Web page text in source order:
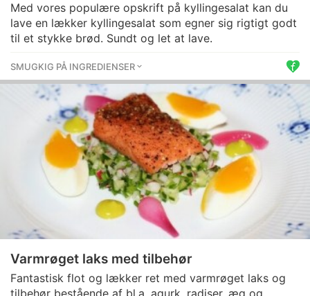
Med vores populære opskrift på kyllingesalat kan du
lave en lækker kyllingesalat som egner sig rigtigt godt
til et stykke brød. Sundt og let at lave.
SMUGKIG PÅ INGREDIENSER
Varmrøget laks med tilbehør
Fantastisk flot og lækker ret med varmrøget laks og
tilbehør bestående af bl.a. agurk, radiser, æg og